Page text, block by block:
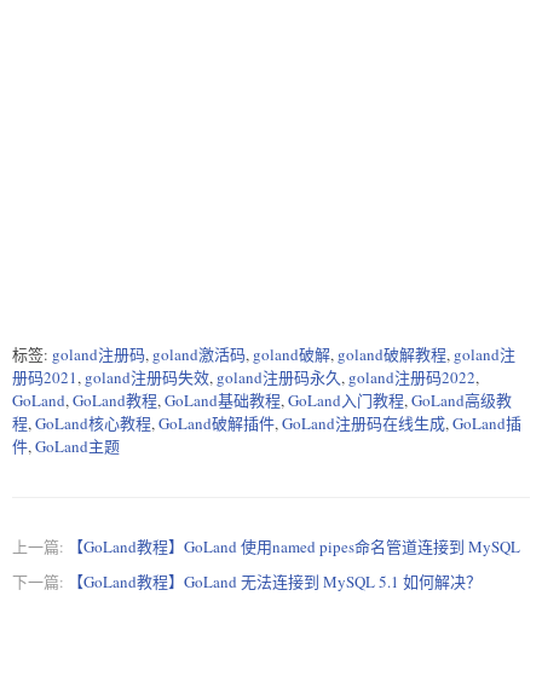
标签: goland注册码, goland激活码, goland破解, goland破解教程, goland注
册码2021, goland注册码失效, goland注册码永久, goland注册码2022,
GoLand,GoLand教程,GoLand基础教程,GoLand入门教程,GoLand高级教
程,GoLand核心教程,GoLand破解插件,GoLand注册码在线生成,GoLand插
件,GoLand主题
上一篇:
【GoLand教程】GoLand 使用named pipes命名管道连接到 MySQL
下一篇:
【GoLand教程】GoLand 无法连接到 MySQL 5.1 如何解决？